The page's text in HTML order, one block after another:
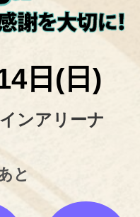
日(日)
ンアリーナ
と